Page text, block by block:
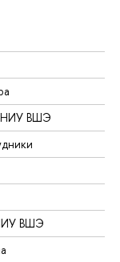
НИУ ВШЭ
ВШЭ